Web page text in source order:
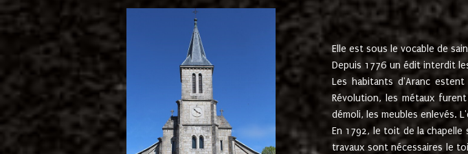
Elle est sous le vocable de
Depuis 1776 un édit interdit
Les habitants d'Aranc
Révolution, les métaux
démoli, les meubles enlevés.
En 1792, le toit de la
travaux sont nécessaires le